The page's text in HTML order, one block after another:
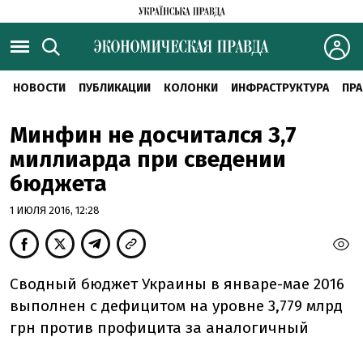
НОВОСТИ ПУБЛИКАЦИИ КОЛОНКИ ИНФРАСТРУКТУРА
Минфин не досчитался 3,7
миллиарда при сведении
бюджета
1 ИЮЛЯ 2016, 12:28
Сводный бюджет Украины в январе-мае 2016
выполнен с дефицитом на уровне 3,779 млрд
грн против профицита за аналогичный